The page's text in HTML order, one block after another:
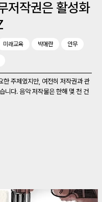
저작권은 활성화
미래교육 박애란 안무
한 주제였지만, 여전히 저작권과 관
니다. 음악 저작물은 한해 몇 천 건